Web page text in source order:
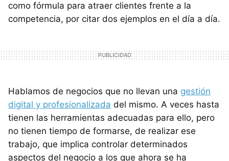
como fórmula para atraer clientes frente a la
competencia, por citar dos ejemplos en el día a día.
Hablamos de negocios que no llevan una gestión
digital y profesionalizada del mismo. A veces hasta
tienen las herramientas adecuadas para ello, pero
no tienen tiempo de formarse, de realizar ese
trabajo, que implica controlar determinados
aspectos del negocio a los que ahora se ha